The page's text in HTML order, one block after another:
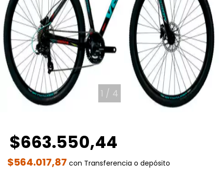
1 / 4
$663.550,44
$564.017,87 con Transferencia o depósito